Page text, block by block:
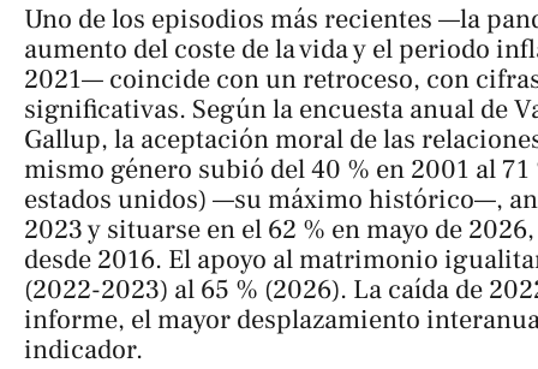
Uno de los episodios más recientes —la
aumento del coste de la vida y el periodo
2021— coincide con un retroceso, con
significativas. Según la encuesta anual de
Gallup, la aceptación moral de las
mismo género subió del 40 % en 2001 al 71
estados unidos) —su máximo histórico—,
2023 y situarse en el 62 % en mayo de
desde 2016. El apoyo al matrimonio
(2022-2023) al 65 % (2026). La caída de
informe, el mayor desplazamiento
indicador.